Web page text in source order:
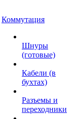
Коммутация
Шнуры
(готовые)
Кабели (в
бухтах)
Разъемы и
переходники